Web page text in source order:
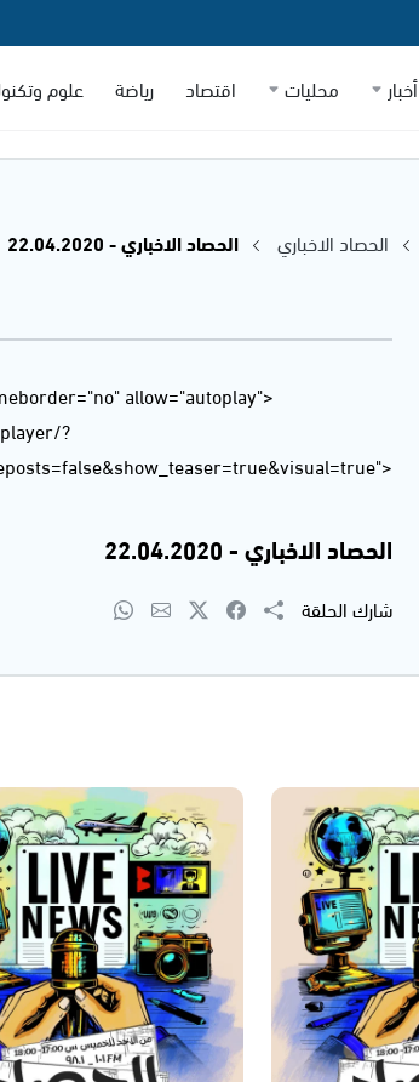
أخبار محليات اقتصاد رياضة علوم
الحصاد الاخباري
الحصاد الاخباري - 22.04.2020
allow="autoplay"
?
الحصاد الاخباري - 22.04.2020
شارك الحلقة